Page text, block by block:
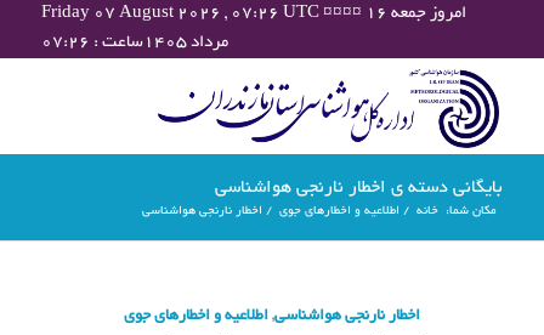
Friday 07 August 2026 , 07:26 UTC ¤¤¤¤ امروز جمعه ۱۶
مرداد ۱۴۰۵ساعت : ۰۷:۲۶
بایگانی دسته ی اخطار نارنجی هواشناسی
مکان شما: خانه / اطلاعیه و اخطارهای جوی / اخطار نارنجی هواشناسی
اخطار نارنجی هواشناسی, اطلاعیه و اخطارهای جوی